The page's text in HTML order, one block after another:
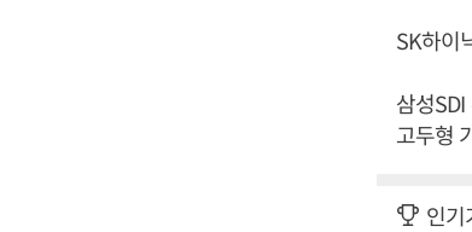
SK하이
삼성
고두형
인기